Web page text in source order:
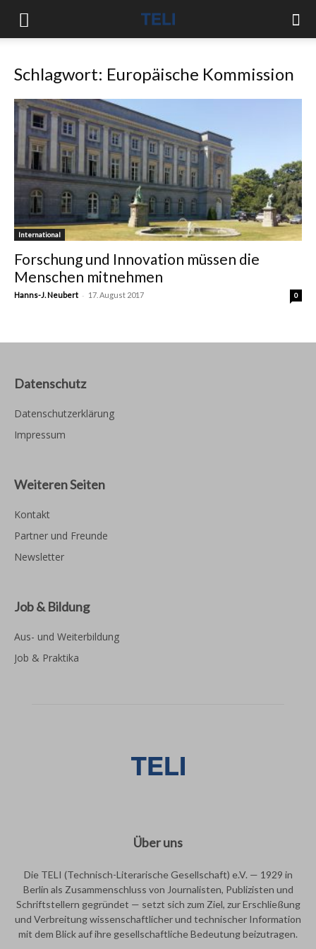
Schlagwort: Europäische Kommission
International
Forschung und Innovation müssen die
Menschen mitnehmen
Hanns-J. Neubert - 17. August 2017 0
Datenschutz
Datenschutzerklärung
Impressum
Weiteren Seiten
Kontakt
Partner und Freunde
Newsletter
Job & Bildung
Aus- und Weiterbildung
Job & Praktika
Über uns
Die TELI (Technisch-Literarische Gesellschaft) e.V. — 1929 in
Berlin als Zusammenschluss von Journalisten, Publizisten und
Schriftstellern gegründet — setzt sich zum Ziel, zur Erschließung
und Verbreitung wissenschaftlicher und technischer Information
mit dem Blick auf ihre gesellschaftliche Bedeutung beizutragen.